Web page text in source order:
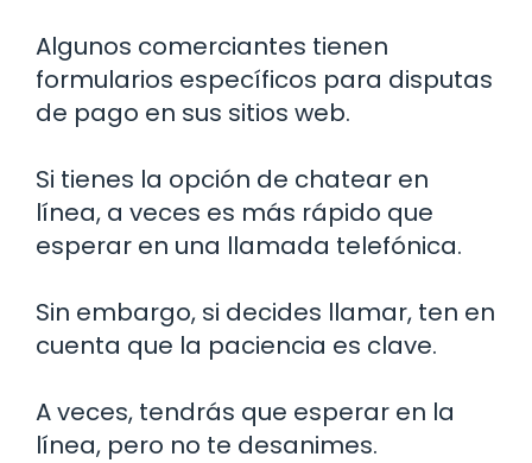
Algunos comerciantes tienen
formularios específicos para disputas
de pago en sus sitios web.
Si tienes la opción de chatear en
línea, a veces es más rápido que
esperar en una llamada telefónica.
Sin embargo, si decides llamar, ten en
cuenta que la paciencia es clave.
A veces, tendrás que esperar en la
línea, pero no te desanimes.